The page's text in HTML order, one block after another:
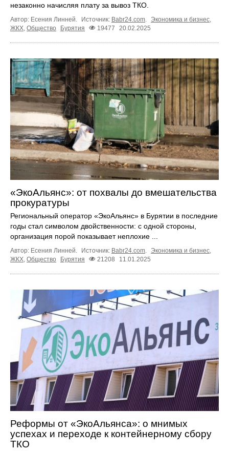
незаконно начисляя плату за вывоз ТКО.
Автор: Есения Линней. Источник: Babr24.com. Экономика и бизнес,
ЖКХ, Общество Бурятия 19477 20.02.2025
«ЭкоАльянс»: от похвалы до вмешательства
прокуратуры
Региональный оператор «ЭкоАльянс» в Бурятии в последние
годы стал символом двойственности: с одной стороны,
организация порой показывает неплохие ...
Автор: Есения Линней. Источник: Babr24.com. Экономика и бизнес,
ЖКХ, Общество Бурятия 21208 11.01.2025
Реформы от «ЭкоАльянса»: о мнимых
успехах и переходе к контейнерному сбору
ТКО